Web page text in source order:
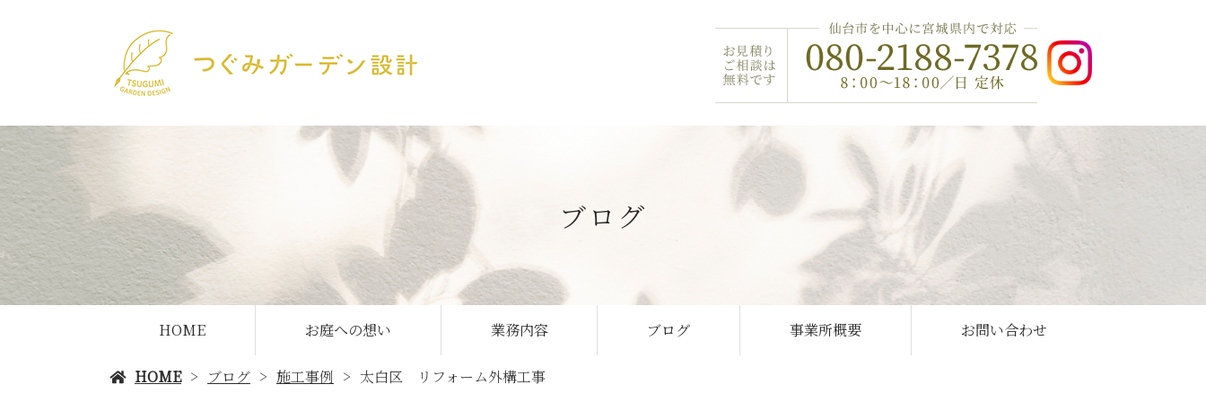
ブログ
HOME お庭への想い 業務内容 ブログ 事業所概要 お問い合わせ
HOME ブログ 施工事例 太白区 リフォーム外構工事